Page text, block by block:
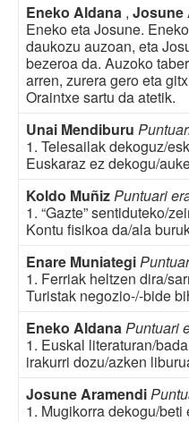
Eneko Aldana , Josune
Eneko eta Josune.
daukozu auzoan, eta
bezeroa da. Auzoko
arren, zurera gero eta
Oraintxe sartu da atetik.
Unai Mendiburu
1. Telesailak dekoguz/
Euskaraz ez dekogu/
Koldo MuñizPuntuari
1. “Gazte” sentiduteko/
Kontu fisikoa da/ala
Enare Muniategi
1. Ferriak heltzen dira/
Turistak negozio-/-bide
Eneko AldanaPuntuari
1. Euskal literaturan/
irakurri dozu/azken
Josune Aramendi
1. Mugikorra dekogu/beti